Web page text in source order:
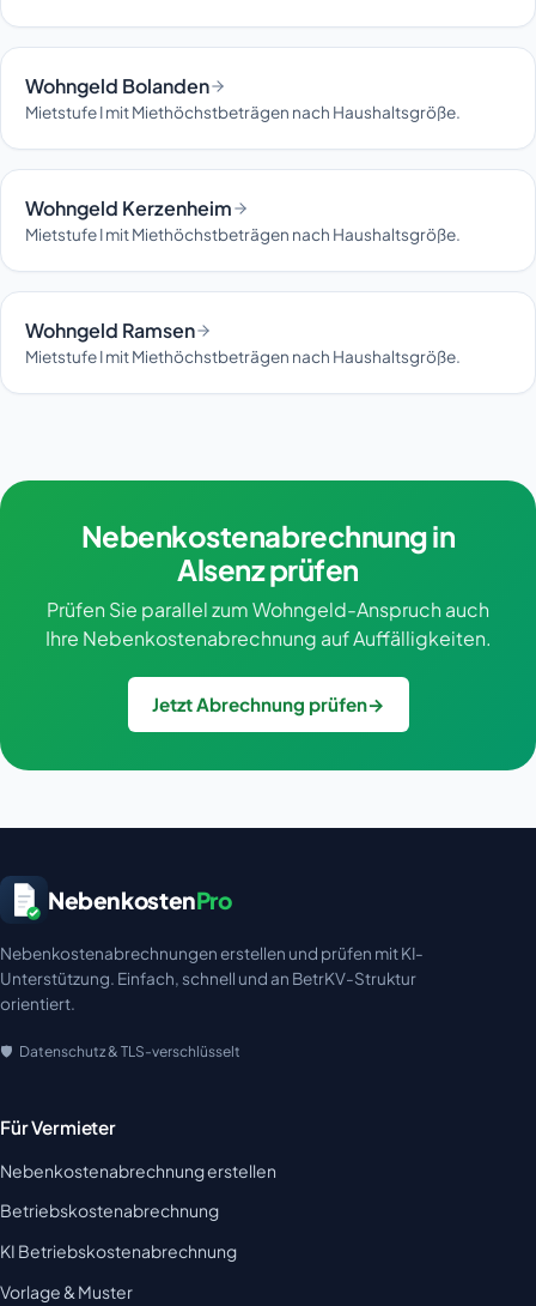
Wohngeld Bolanden
Mietstufe I mit Miethöchstbeträgen nach Haushaltsgröße.
Wohngeld Kerzenheim
Mietstufe I mit Miethöchstbeträgen nach Haushaltsgröße.
Wohngeld Ramsen
Mietstufe I mit Miethöchstbeträgen nach Haushaltsgröße.
Nebenkostenabrechnung in
Alsenz prüfen
Prüfen Sie parallel zum Wohngeld-Anspruch auch
Ihre Nebenkostenabrechnung auf Auffälligkeiten.
Jetzt Abrechnung prüfen→
NebenkostenPro
Nebenkostenabrechnungen erstellen und prüfen mit KI-
Unterstützung. Einfach, schnell und an BetrKV-Struktur
orientiert.
Datenschutz & TLS-verschlüsselt
Für Vermieter
Nebenkostenabrechnung erstellen
Betriebskostenabrechnung
KI Betriebskostenabrechnung
Vorlage & Muster